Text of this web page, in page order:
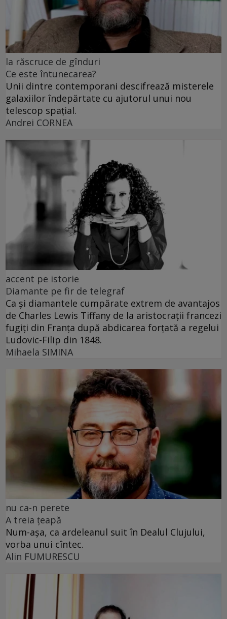
la răscruce de gînduri
Ce este întunecarea?
Unii dintre contemporani descifrează misterele
galaxiilor îndepărtate cu ajutorul unui nou
telescop spațial.
Andrei CORNEA
accent pe istorie
Diamante pe fir de telegraf
Ca și diamantele cumpărate extrem de avantajos
de Charles Lewis Tiffany de la aristocrații francezi
fugiți din Franța după abdicarea forțată a regelui
Ludovic-Filip din 1848.
Mihaela SIMINA
nu ca-n perete
A treia țeapă
Num-așa, ca ardeleanul suit în Dealul Clujului,
vorba unui cîntec.
Alin FUMURESCU